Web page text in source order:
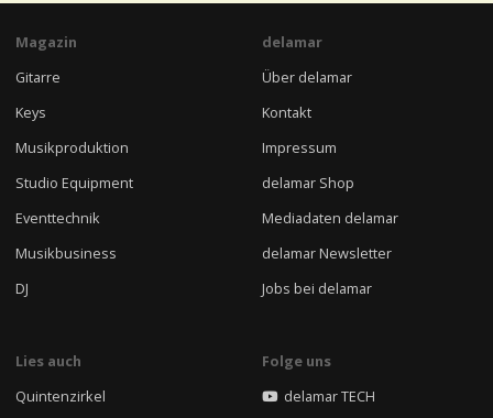
Magazin
Gitarre
Keys
Musikproduktion
Studio Equipment
Eventtechnik
Musikbusiness
DJ
delamar
Über delamar
Kontakt
Impressum
delamar Shop
Mediadaten delamar
delamar Newsletter
Jobs bei delamar
Lies auch
Quintenzirkel
Folge uns
delamar TECH